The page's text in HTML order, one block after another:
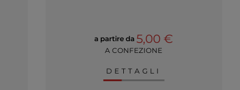
a partire da 5,00 €
A CONFEZIONE
DETTAGLI